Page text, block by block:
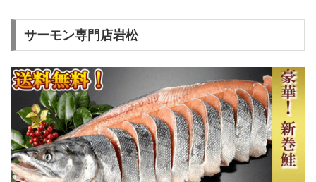
サーモン専門店岩松